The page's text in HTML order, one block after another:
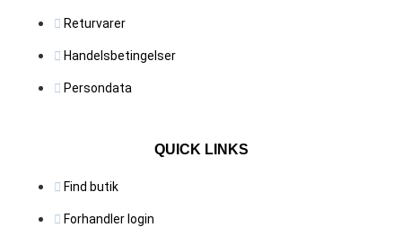
Returvarer
Handelsbetingelser
Persondata
QUICK LINKS
Find butik
Forhandler login